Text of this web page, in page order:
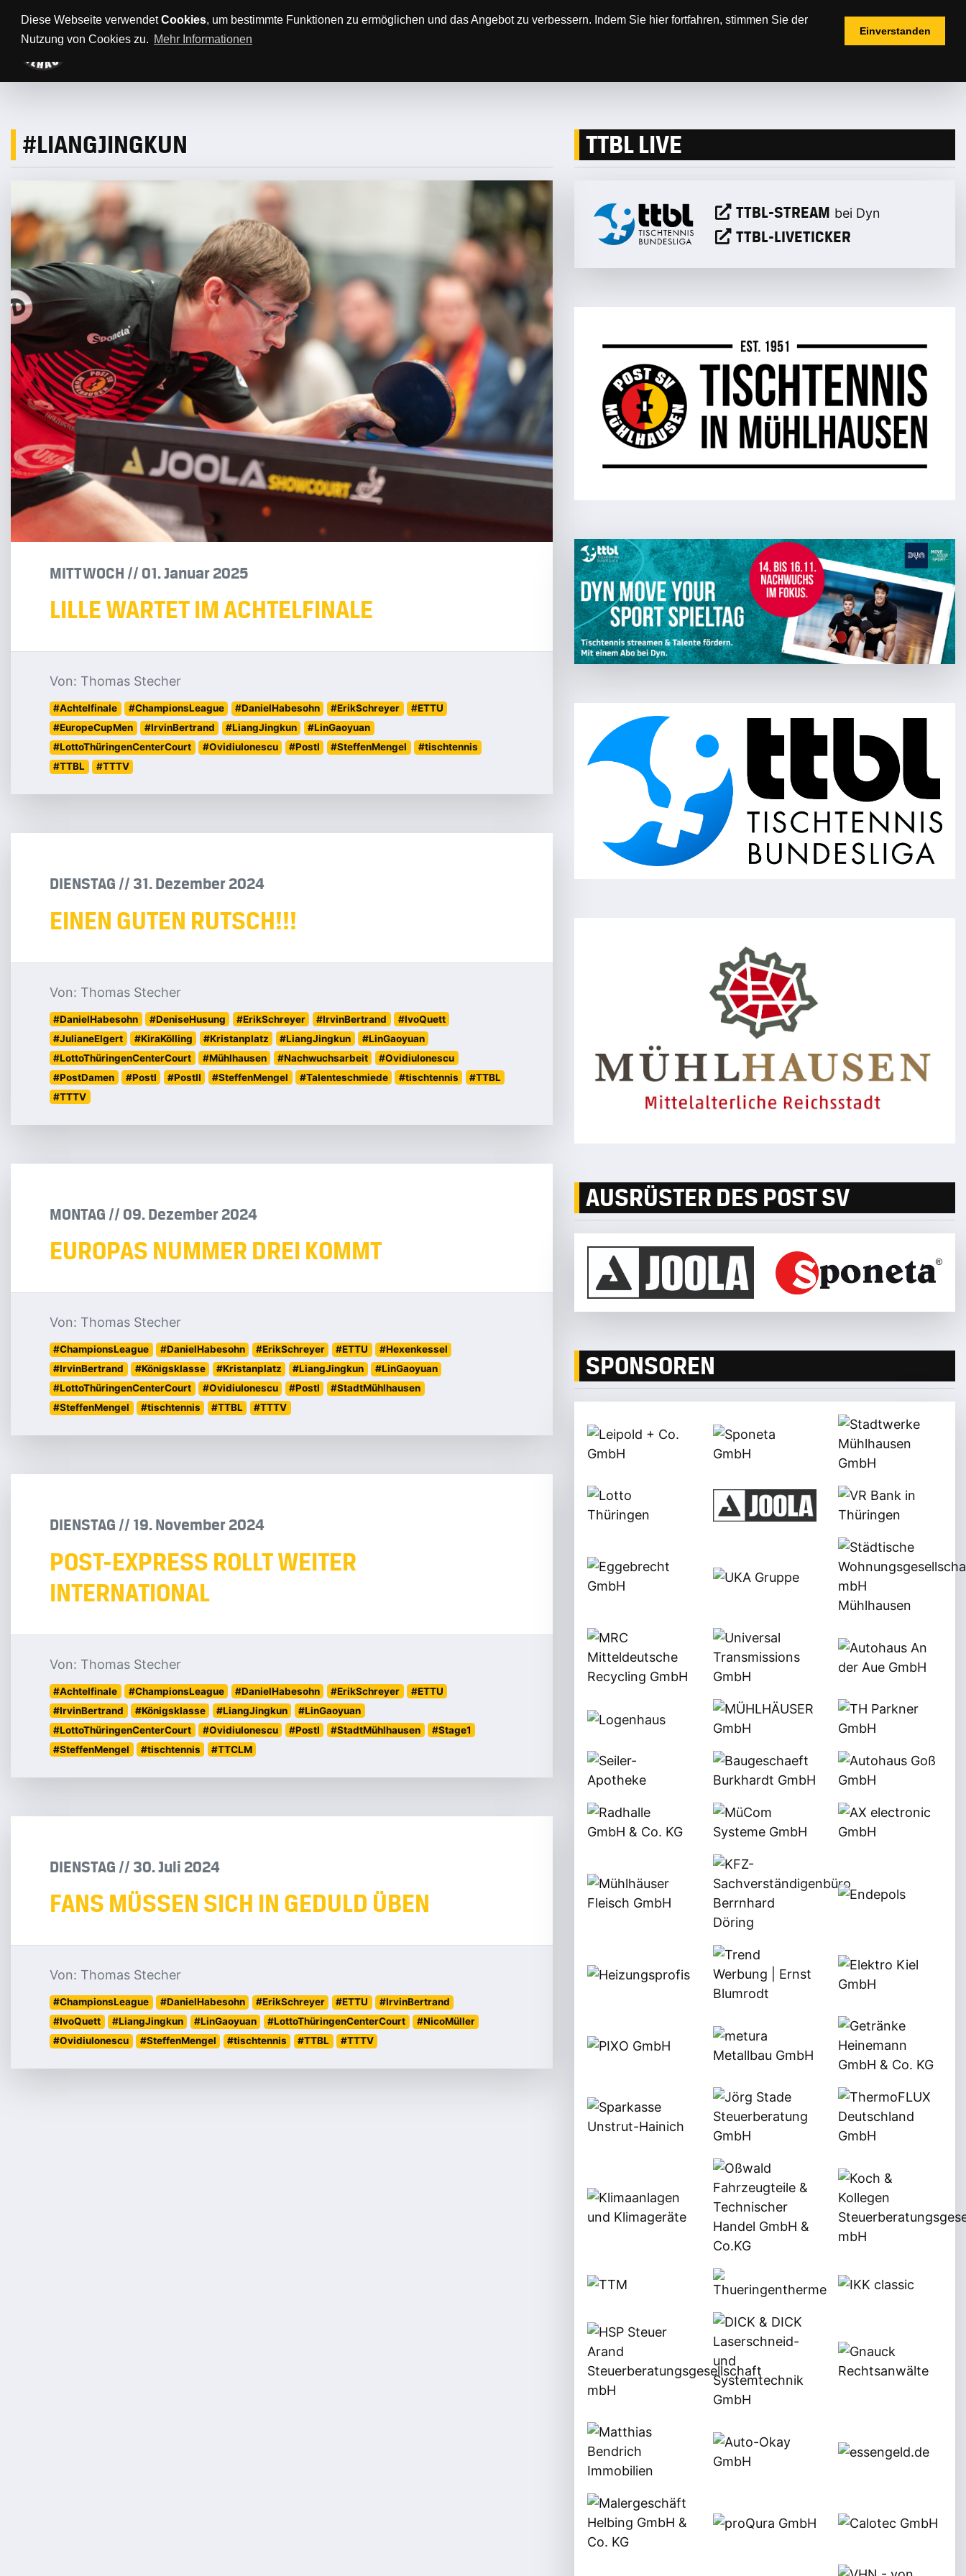
Diese Webseite verwendetCookies, um bestimmte Funktionen zu ermöglichen und das Angebot zu verbessern. Indem Sie hier fortfahren, stimmen Sie der
Nutzung von Cookies zu. Mehr Informationen
Einverstanden
Anfahrt/Parkplätze Impressum Datenschutz
#LIANGJINGKUN
MITTWOCH // 01.Januar 2025
LILLE WARTET IM ACHTELFINALE
Von: Thomas Stecher
#Achtelfinale #ChampionsLeague #DanielHabesohn #ErikSchreyer
#ETTU
#EuropeCupMen
#IrvinBertrand #LiangJingkun
#LinGaoyuan
#LottoThüringenCenterCourt
#OvidiuIonescu #PostI #SteffenMengel
#tischtennis
#TTBL
#TTTV
DIENSTAG // 31. Dezember 2024
EINEN GUTEN RUTSCH!!!
Von: Thomas Stecher
#DanielHabesohn #DeniseHusung #ErikSchreyer #IrvinBertrand
#IvoQuett
#JulianeElgert
#KiraKölling #Kristanplatz #LiangJingkun
#LinGaoyuan
#LottoThüringenCenterCourt
#Mühlhausen #Nachwuchsarbeit
#OvidiuIonescu
#PostDamen
#PostI #PostII #SteffenMengel #Talenteschmiede #tischtennis
#TTBL
#TTTV
MONTAG // 09. Dezember 2024
EUROPAS NUMMER DREI KOMMT
Von: Thomas Stecher
#ChampionsLeague #DanielHabesohn #ErikSchreyer #ETTU
#Hexenkessel
#IrvinBertrand
#Königsklasse #Kristanplatz #LiangJingkun
#LinGaoyuan
#LottoThüringenCenterCourt
#OvidiuIonescu #PostI
#StadtMühlhausen
#SteffenMengel
#tischtennis #TTBL #TTTV
DIENSTAG // 19. November 2024
POST-EXPRESS ROLLT WEITER
INTERNATIONAL
Von: Thomas Stecher
#Achtelfinale #ChampionsLeague #DanielHabesohn #ErikSchreyer
#ETTU
#IrvinBertrand
#Königsklasse #LiangJingkun
#LinGaoyuan
#LottoThüringenCenterCourt
#OvidiuIonescu #PostI #StadtMühlhausen
#Stage1
#SteffenMengel
#tischtennis #TTCLM
DIENSTAG // 30.Juli 2024
FANS MÜSSEN SICH IN GEDULD ÜBEN
Von: Thomas Stecher
#ChampionsLeague #DanielHabesohn #ErikSchreyer #ETTU
#IrvinBertrand
#IvoQuett
#LiangJingkun #LinGaoyuan #LottoThüringenCenterCourt
#NicoMüller
#OvidiuIonescu
#SteffenMengel #tischtennis #TTBL #TTTV
TTBL LIVE
TTBL-STREAM bei Dyn
TTBL-LIVETICKER
AUSRÜSTER DES POST SV
SPONSOREN